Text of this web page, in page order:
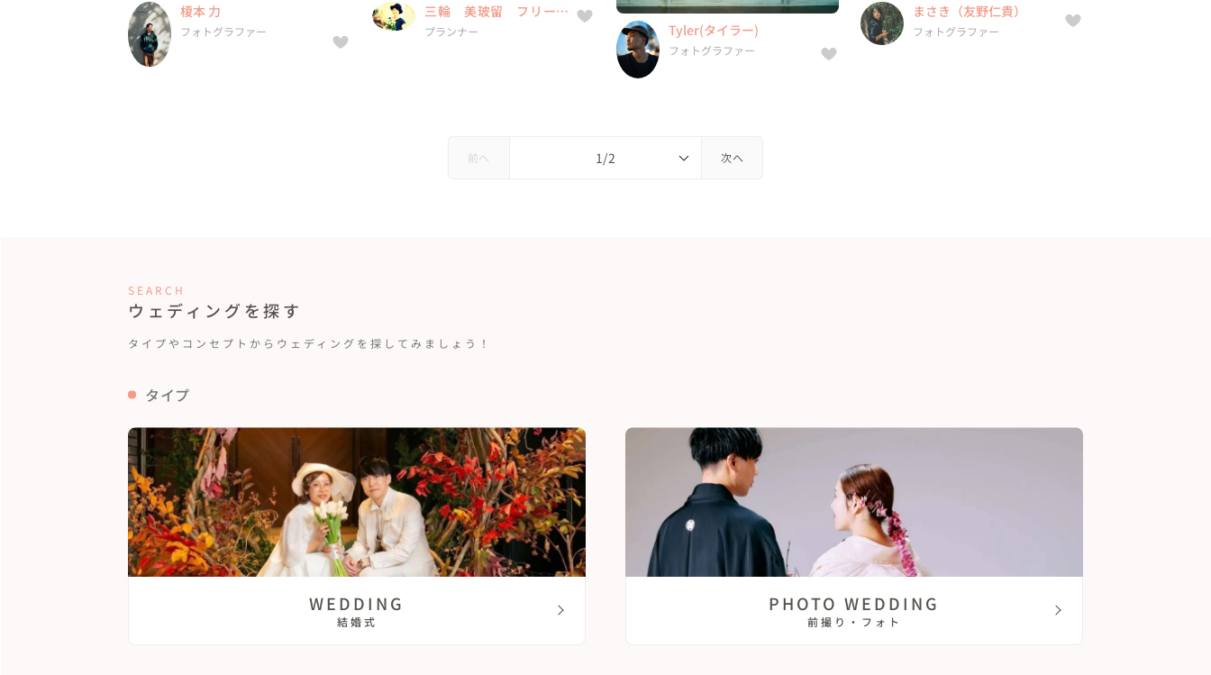
福岡県, 福岡県, 佐賀県, 長崎県,
...
榎本 力
フォトグラファー
福岡県, 福岡県, 佐賀県, 長崎県,
...
三輪 美玻留 フリーウ
ェディングプランナー
プランナー
兵庫県, 北海道, 青森県, 岩手県,
Tyler(タイラー)
フォトグラファー
岡山県, 北海道, 青森県, 岩手県,
...
まさき（友野仁貴）
フォトグラファー
前へ 次へ
SEARCH
ウェディングを探す
タイプやコンセプトから ウェディングを探してみましょう！
タイプ
WEDDING
結婚式
PHOTO WEDDING
前撮り・フォト